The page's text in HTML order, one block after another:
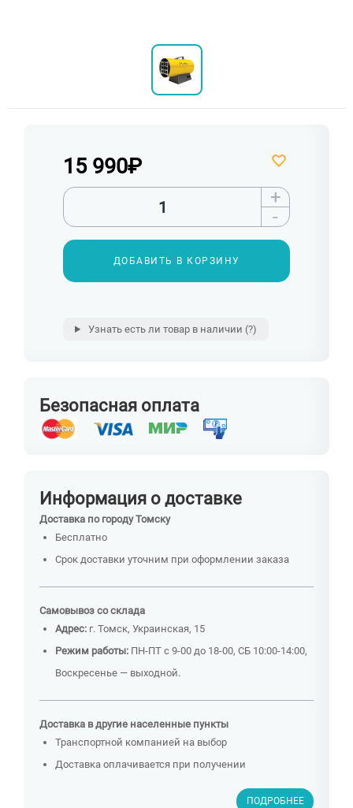
15 990₽
+
-
ДОБАВИТЬ В КОРЗИНУ
Узнать есть ли товар в наличии (?)
Безопасная оплата
Информация о доставке
Доставка по городу Томску
Бесплатно
Срок доставки уточним при оформлении заказа
Самовывоз со склада
Адрес: г. Томск, Украинская, 15
Режим работы: ПН-ПТ с 9-00 до 18-00, СБ 10:00-14:00,
Воскресенье — выходной.
Доставка в другие населенные пункты
Транспортной компанией на выбор
Доставка оплачивается при получении
ПОДРОБНЕЕ